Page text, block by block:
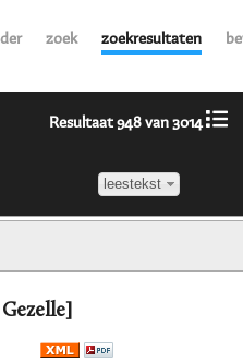
zoek zoekresultaten
Resultaat 948 van 3014
leestekst